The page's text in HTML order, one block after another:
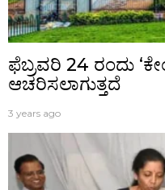
ಫೆಬ್ರವರಿ 24 ರಂದು
ಆಚರಿಸಲಾಗುತ್ತದೆ
3 years ago